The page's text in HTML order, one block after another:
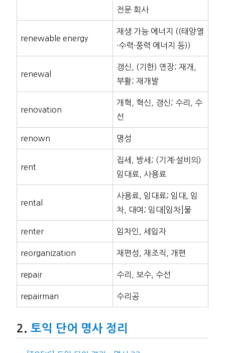
전문 회사
renewable energy
재생 가능 에너지 ((태양열
·수력·풍력 에너지 등))
renewal
갱신, (기한) 연장; 재개,
부활; 재개발
renovation
개혁, 혁신, 갱신; 수리, 수
선
renown 명성
rent
집세, 방세; (기계·설비의)
임대료, 사용료
rental
사용료, 임대료; 임대, 임
차, 대여; 임대[임차]물
renter 임차인, 세입자
reorganization 재편성, 재조직, 개편
repair 수리, 보수, 수선
repairman 수리공
토익 단어 명사 정리